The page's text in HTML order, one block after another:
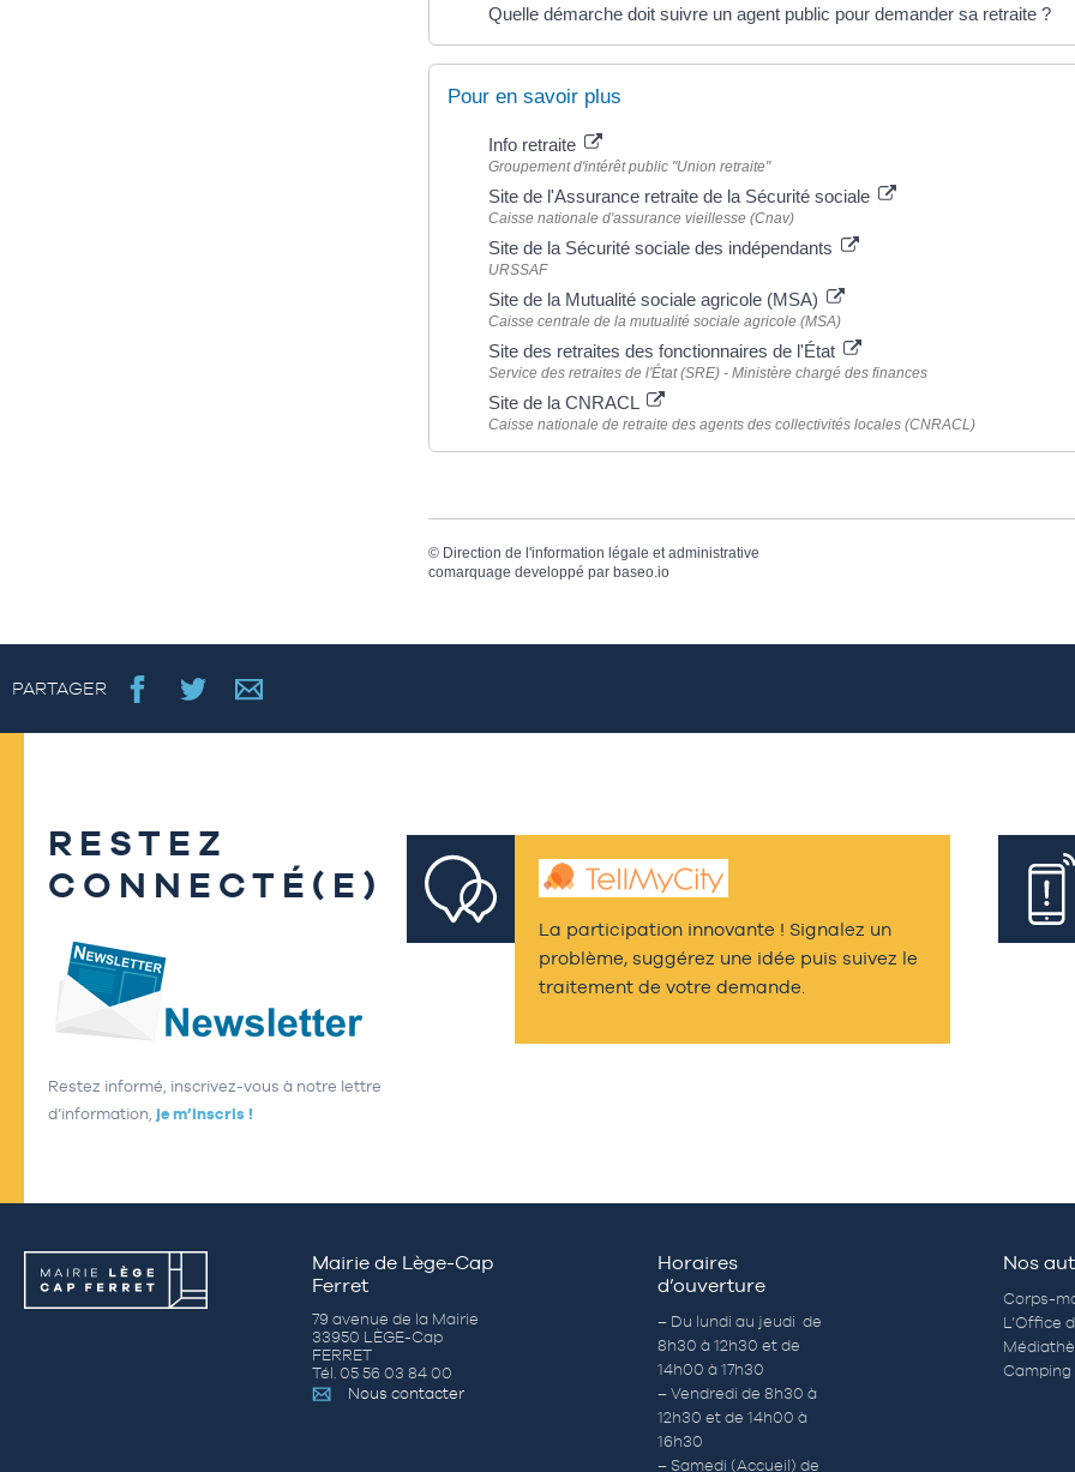
Quelle démarche doit suivre un agent public pour demander sa retraite ?
Pour en savoir plus
Info retraite
Groupement d'intérêt public "Union retraite"
Site de l'Assurance retraite de la Sécurité sociale
Caisse nationale d'assurance vieillesse (Cnav)
Site de la Sécurité sociale des indépendants
URSSAF
Site de la Mutualité sociale agricole (MSA)
Caisse centrale de la mutualité sociale agricole (MSA)
Site des retraites des fonctionnaires de l'État
Service des retraites de l'État (SRE) - Ministère chargé des finances
Site de la CNRACL
Caisse nationale de retraite des agents des collectivités locales (CNRACL)
© Direction de l'information légale et administrative
comarquage developpé par baseo.io
PARTAGER
RESTEZ
CONNECTÉ(E)
Restez informé, inscrivez-vous à notre lettre
d’information, je m’inscris !
La participation innovante ! Signalez un
problème, suggérez une idée puis suivez le
traitement de votre demande.
Mairie de Lège-Cap
Ferret
79 avenue de la Mairie
33950 LÈGE-Cap
FERRET
Tél. 05 56 03 84 00
Nous contacter
Horaires
d’ouverture
– Du lundi au jeudi de
8h30 à 12h30 et de
14h00 à 17h30
– Vendredi de 8h30 à
12h30 et de 14h00 à
16h30
– Samedi (Accueil) de
Nos
Corps-
L’Office
Camping